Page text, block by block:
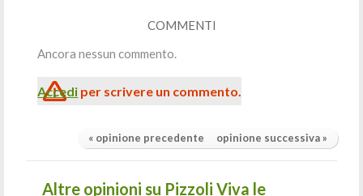
COMMENTI
Ancora nessun commento.
Accedi per scrivere un commento.
« opinione precedente opinione successiva »
Altre opinioni su Pizzoli Viva le